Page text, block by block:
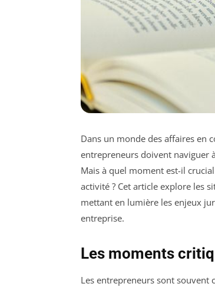
Dans un monde des affaires en
entrepreneurs doivent naviguer
Mais à quel moment est-il
activité ? Cet article explore les
mettant en lumière les enjeux
entreprise.
Les moments
Les entrepreneurs sont souvent